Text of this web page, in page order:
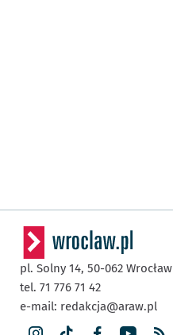
pl. Solny 14, 50-062 Wrocław
tel. 71 776 71 42
e-mail: redakcja@araw.pl